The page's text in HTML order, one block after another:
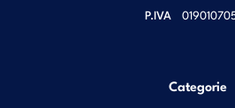
P.IVA
Categorie